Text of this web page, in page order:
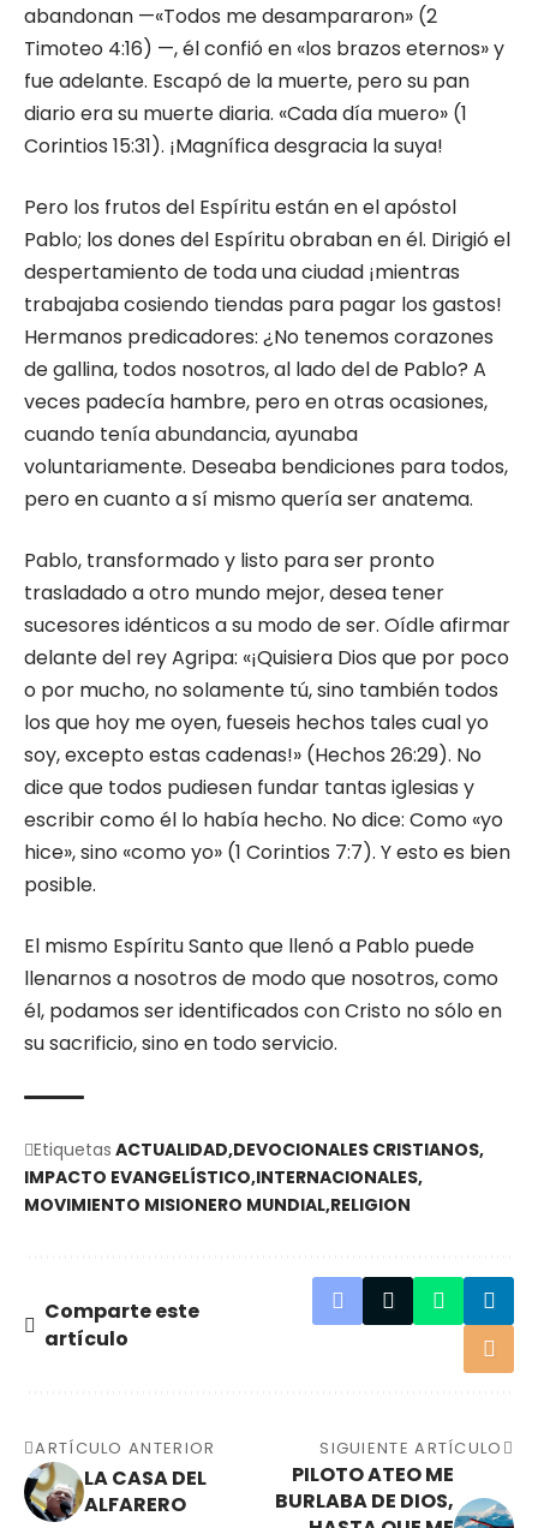
abandonan —«Todos me desampararon» (2
Timoteo 4:16) —, él confió en «los brazos eternos» y
fue adelante. Escapó de la muerte, pero su pan
diario era su muerte diaria. «Cada día muero» (1
Corintios 15:31). ¡Magnífica desgracia la suya!
Pero los frutos del Espíritu están en el apóstol
Pablo; los dones del Espíritu obraban en él. Dirigió el
despertamiento de toda una ciudad ¡mientras
trabajaba cosiendo tiendas para pagar los gastos!
Hermanos predicadores: ¿No tenemos corazones
de gallina, todos nosotros, al lado del de Pablo? A
veces padecía hambre, pero en otras ocasiones,
cuando tenía abundancia, ayunaba
voluntariamente. Deseaba bendiciones para todos,
pero en cuanto a sí mismo quería ser anatema.
Pablo, transformado y listo para ser pronto
trasladado a otro mundo mejor, desea tener
sucesores idénticos a su modo de ser. Oídle afirmar
delante del rey Agripa: «¡Quisiera Dios que por poco
o por mucho, no solamente tú, sino también todos
los que hoy me oyen, fueseis hechos tales cual yo
soy, excepto estas cadenas!» (Hechos 26:29). No
dice que todos pudiesen fundar tantas iglesias y
escribir como él lo había hecho. No dice: Como «yo
hice», sino «como yo» (1 Corintios 7:7). Y esto es bien
posible.
El mismo Espíritu Santo que llenó a Pablo puede
llenarnos a nosotros de modo que nosotros, como
él, podamos ser identificados con Cristo no sólo en
su sacrificio, sino en todo servicio.
Etiquetas ACTUALIDAD DEVOCIONALES CRISTIANOS
IMPACTO EVANGELÍSTICO INTERNACIONALES
MOVIMIENTO MISIONERO MUNDIAL RELIGION
Comparte este
artículo
ARTÍCULO ANTERIOR
LA CASA DEL
ALFARERO
SIGUIENTE ARTÍCULO
PILOTO ATEO ME
BURLABA DE DIOS,